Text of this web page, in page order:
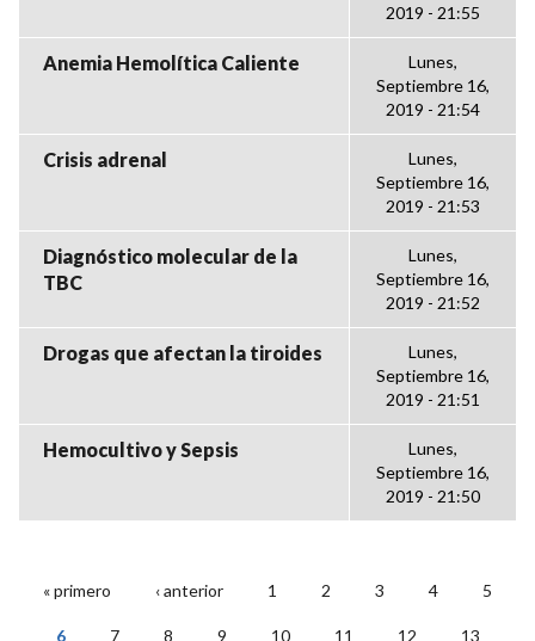
2019 - 21:55
Anemia Hemolítica Caliente
Lunes,
Septiembre 16,
2019 - 21:54
Crisis adrenal
Lunes,
Septiembre 16,
2019 - 21:53
Diagnóstico molecular de la
TBC
Lunes,
Septiembre 16,
2019 - 21:52
Drogas que afectan la tiroides
Lunes,
Septiembre 16,
2019 - 21:51
Hemocultivo y Sepsis
Lunes,
Septiembre 16,
2019 - 21:50
PÁGINAS
« primero ‹ anterior 1 2 3 4 5
6 7 8 9 10 11 12 13